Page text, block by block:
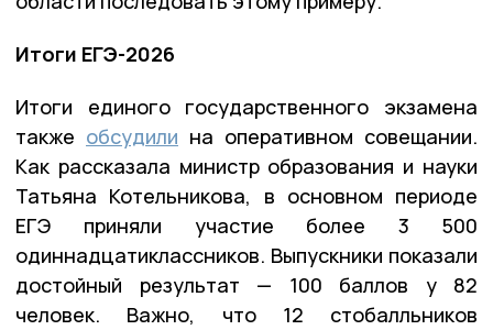
Итоги ЕГЭ-2026
Итоги единого государственного экзамена
также обсудили на оперативном совещании.
Как рассказала министр образования и науки
Татьяна Котельникова, в основном периоде
ЕГЭ приняли участие более 3 500
одиннадцатиклассников. Выпускники показали
достойный результат — 100 баллов у 82
человек. Важно, что 12 стобалльников